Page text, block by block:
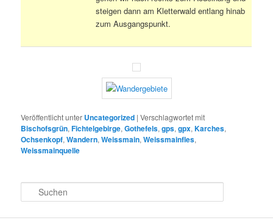
steigen dann am Kletterwald entlang hinab
zum Ausgangspunkt.
Veröffentlicht unter Uncategorized |Verschlagwortet mit
Bischofsgrün,Fichtelgebirge,Gothefels,gps,gpx,Karches,
Ochsenkopf,Wandern,Weissmain,Weissmainfles,
Weissmainquelle
u